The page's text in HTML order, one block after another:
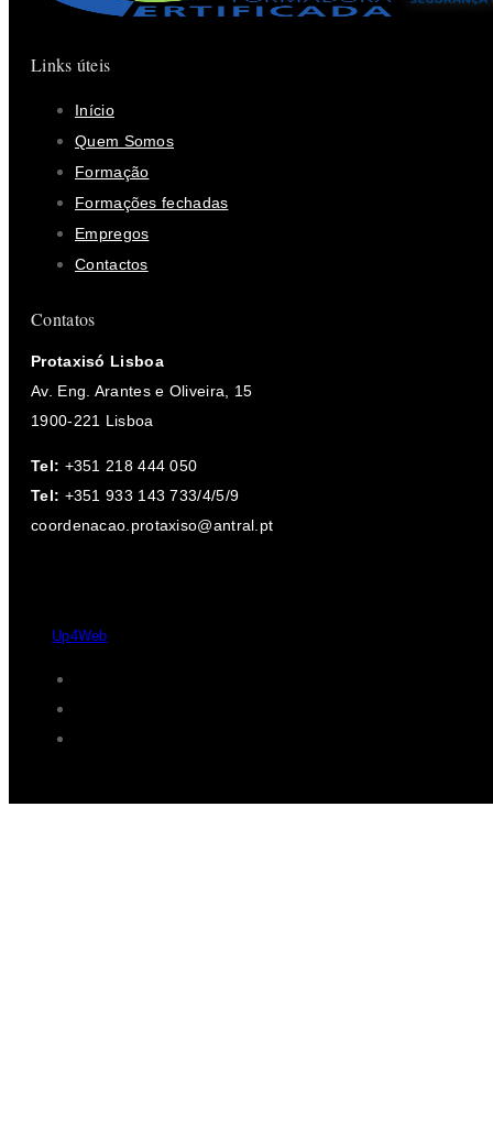
Links úteis
Início
Quem Somos
Formação
Formações fechadas
Empregos
Contactos
Contatos
Protaxisó Lisboa
Av. Eng. Arantes e Oliveira, 15
1900-221 Lisboa
Tel: +351 218 444 050
Tel: +351 933 143 733/4/5/9
coordenacao.protaxiso@antral.pt
Up4Web